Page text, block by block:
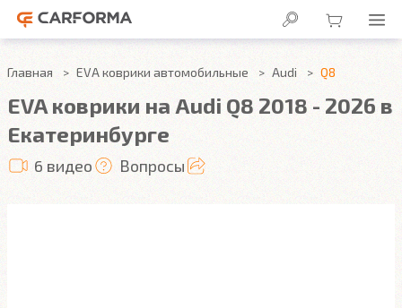
Главная EVA коврики автомобильные Audi Q8
EVA коврики на Audi Q8 2018 - 2026 в
Екатеринбурге
6 видео Вопросы